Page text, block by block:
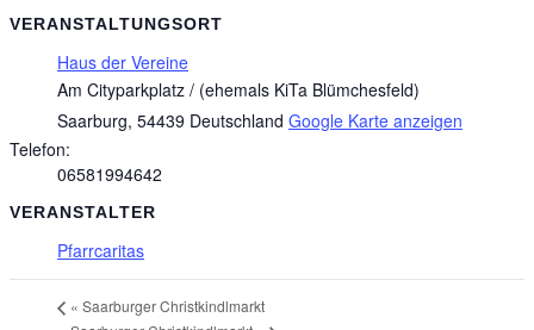
VERANSTALTUNGSORT
Haus der Vereine
Am Cityparkplatz / (ehemals KiTa Blümchesfeld)
Saarburg, 54439 Deutschland Google Karte anzeigen
Telefon:
06581994642
VERANSTALTER
Pfarrcaritas
« Saarburger Christkindlmarkt